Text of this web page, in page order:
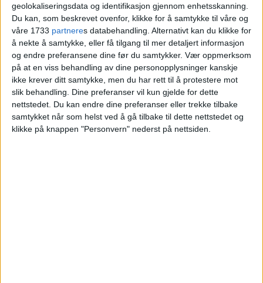
geolokaliseringsdata og identifikasjon gjennom enhetsskanning.
Du kan, som beskrevet ovenfor, klikke for å samtykke til våre og
våre 1733 partneres databehandling. Alternativt kan du klikke for
å nekte å samtykke, eller få tilgang til mer detaljert informasjon
og endre preferansene dine før du samtykker. Vær oppmerksom
på at en viss behandling av dine personopplysninger kanskje
ikke krever ditt samtykke, men du har rett til å protestere mot
slik behandling. Dine preferanser vil kun gjelde for dette
nettstedet. Du kan endre dine preferanser eller trekke tilbake
samtykket når som helst ved å gå tilbake til dette nettstedet og
klikke på knappen "Personvern" nederst på nettsiden.
– Historisk
tyngdepunkt
Riksantikvarenpeker særlig på Karl
Johans gate som kjernen i innsigelsen.
Gaten, som strekker seg fra Slottet til